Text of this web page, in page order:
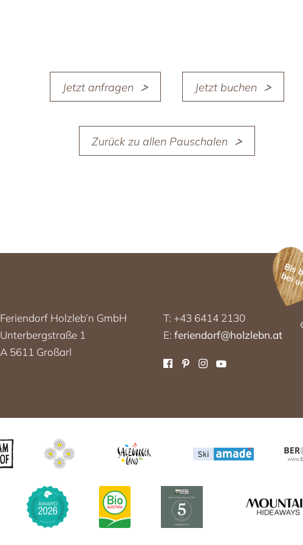
Jetzt anfragen Jetzt buchen
Zurück zu allen Pauschalen
Feriendorf Holzleb’n GmbH
Unterbergstraße 1
A 5611 Großarl
T: +43 6414 2130
E:feriendorf@holzlebn.at
Bis
bei